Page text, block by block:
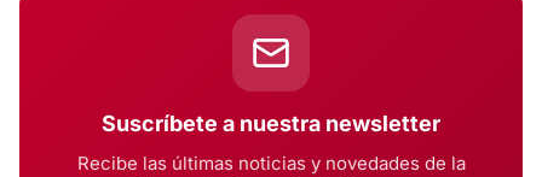
Suscríbete a nuestra newsletter
Recibe las últimas noticias y novedades de la